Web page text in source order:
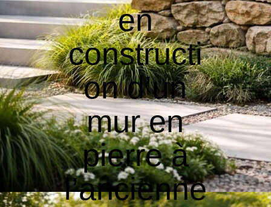
en
constructi
on d’un
mur en
pierre à
l’ancienne